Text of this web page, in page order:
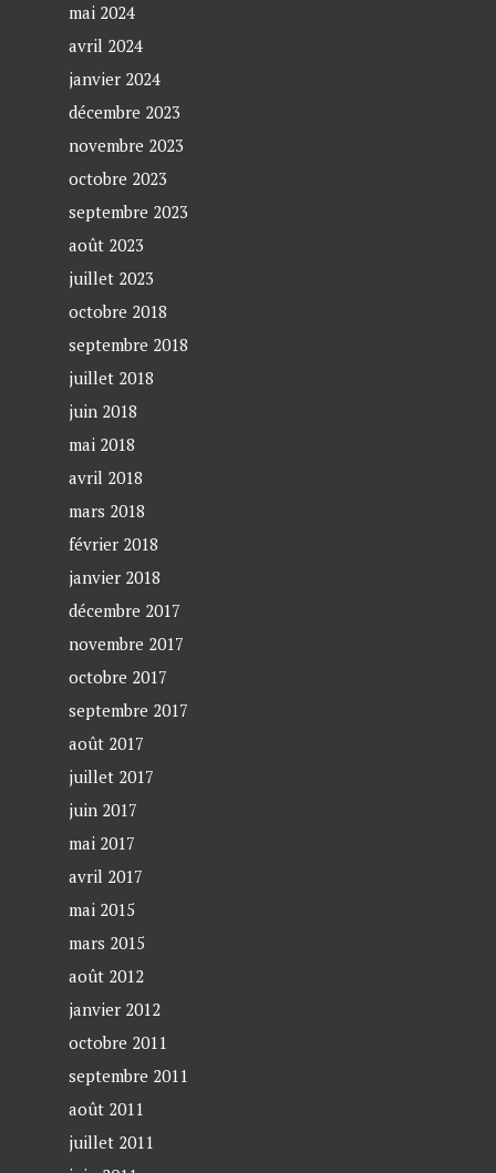
mai 2024
avril 2024
janvier 2024
décembre 2023
novembre 2023
octobre 2023
septembre 2023
août 2023
juillet 2023
octobre 2018
septembre 2018
juillet 2018
juin 2018
mai 2018
avril 2018
mars 2018
février 2018
janvier 2018
décembre 2017
novembre 2017
octobre 2017
septembre 2017
août 2017
juillet 2017
juin 2017
mai 2017
avril 2017
mai 2015
mars 2015
août 2012
janvier 2012
octobre 2011
septembre 2011
août 2011
juillet 2011